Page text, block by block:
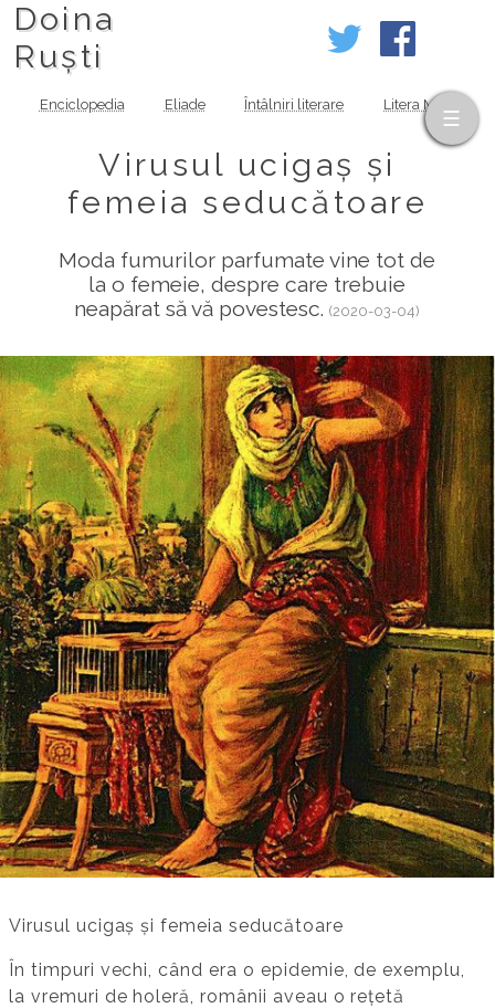
Doina
Ruști
Enciclopedia Eliade Întâlniri literare Litera MOV
Virusul ucigaș și
femeia seducătoare
Moda fumurilor parfumate vine tot de
la o femeie, despre care trebuie
neapărat să vă povestesc.(2020-03-04)
Virusul ucigaș și femeia seducătoare
În timpuri vechi, când era o epidemie, de exemplu,
la vremuri de holeră, românii aveau o rețetă